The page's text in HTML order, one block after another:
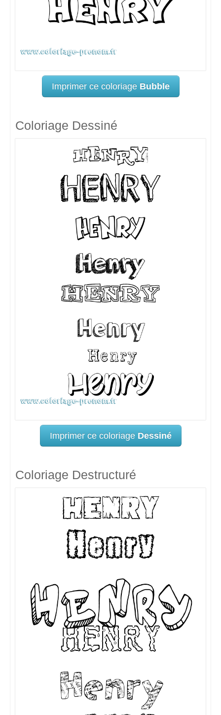
Imprimer ce coloriage Bubble
Coloriage Dessiné
Imprimer ce coloriage Dessiné
Coloriage Destructuré